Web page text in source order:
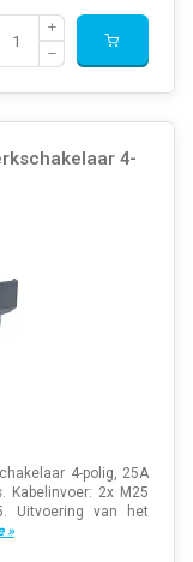
4-
4-polig, 25A
Kabelinvoer: 2x M25
Uitvoering van het
»